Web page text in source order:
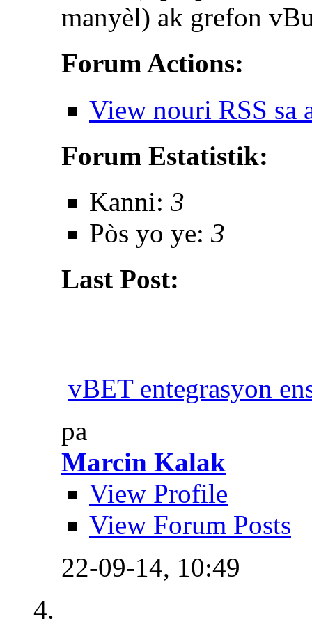
manyèl) ak grefon
Forum Actions:
View nouri RSS sa
Forum Estatistik:
Kanni: 3
Pòs yo ye: 3
Last Post:
vBET entegrasyon
pa
Marcin Kalak
View Profile
View Forum Posts
22-09-14, 10:49